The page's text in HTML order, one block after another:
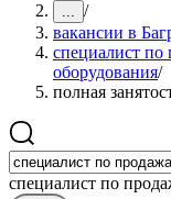
... /
вакансии в
специалист по
оборудования/
полная
специалист по